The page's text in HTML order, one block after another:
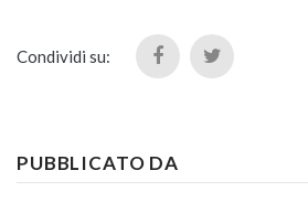
Condividi su:
PUBBLICATO DA